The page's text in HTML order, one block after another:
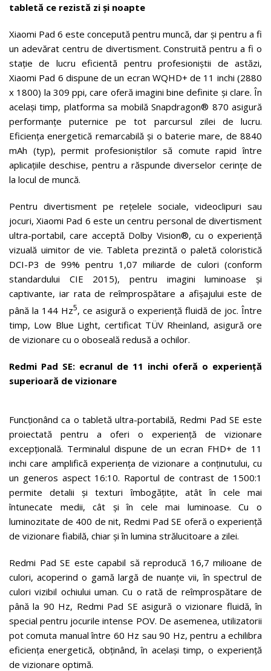
tabletă ce rezistă zi și noapte
Xiaomi Pad 6 este concepută pentru muncă, dar și pentru a fi
un adevărat centru de divertisment. Construită pentru a fi o
stație de lucru eficientă pentru profesioniștii de astăzi,
Xiaomi Pad 6 dispune de un ecran WQHD+ de 11 inchi (2880
x 1800) la 309 ppi, care oferă imagini bine definite și clare. În
același timp, platforma sa mobilă Snapdragon® 870 asigură
performanțe puternice pe tot parcursul zilei de lucru.
Eficiența energetică remarcabilă și o baterie mare, de 8840
mAh (typ), permit profesioniștilor să comute rapid între
aplicațiile deschise, pentru a răspunde diverselor cerințe de
la locul de muncă.
Pentru divertisment pe rețelele sociale, videoclipuri sau
jocuri, Xiaomi Pad 6 este un centru personal de divertisment
ultra-portabil, care acceptă Dolby Vision®, cu o experiență
vizuală uimitor de vie. Tableta prezintă o paletă coloristică
DCI-P3 de 99% pentru 1,07 miliarde de culori (conform
standardului CIE 2015), pentru imagini luminoase și
captivante, iar rata de reîmprospătare a afișajului este de
până la 144 Hz5, ce asigură o experiență fluidă de joc. Între
timp, Low Blue Light, certificat TÜV Rheinland, asigură ore
de vizionare cu o oboseală redusă a ochilor.
Redmi Pad SE: ecranul de 11 inchi oferă o experiență
superioară de vizionare
Funcționând ca o tabletă ultra-portabilă, Redmi Pad SE este
proiectată pentru a oferi o experiență de vizionare
excepțională. Terminalul dispune de un ecran FHD+ de 11
inchi care amplifică experiența de vizionare a conținutului, cu
un generos aspect 16:10. Raportul de contrast de 1500:1
permite detalii și texturi îmbogățite, atât în cele mai
întunecate medii, cât și în cele mai luminoase. Cu o
luminozitate de 400 de nit, Redmi Pad SE oferă o experiență
de vizionare fiabilă, chiar și în lumina strălucitoare a zilei.
Redmi Pad SE este capabil să reproducă 16,7 milioane de
culori, acoperind o gamă largă de nuanțe vii, în spectrul de
culori vizibil ochiului uman. Cu o rată de reîmprospătare de
până la 90 Hz, Redmi Pad SE asigură o vizionare fluidă, în
special pentru jocurile intense POV. De asemenea, utilizatorii
pot comuta manual între 60 Hz sau 90 Hz, pentru a echilibra
eficiența energetică, obținând, în același timp, o experiență
de vizionare optimă.